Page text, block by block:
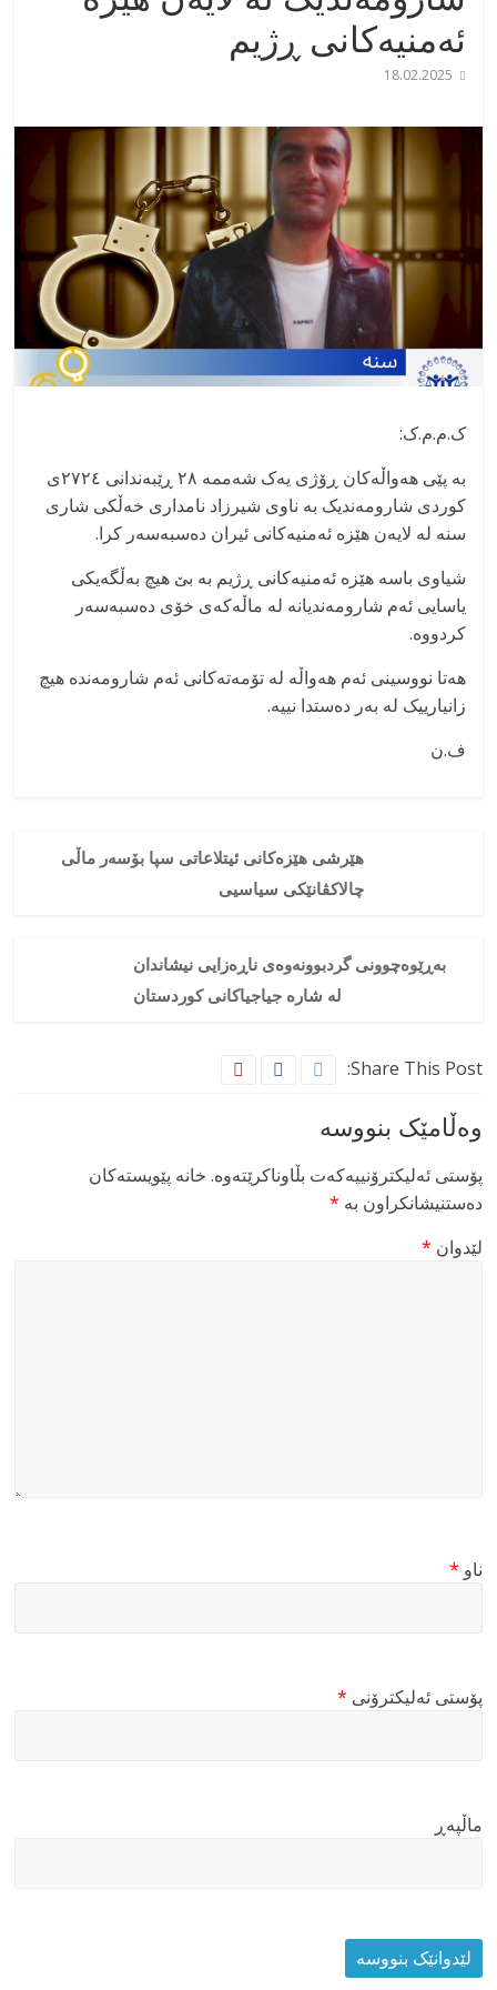
ئەمنیەکانی ڕژیم
18.02.2025
ک.م.م.ک:
بە پێی هەواڵەکان ڕۆژی یەک شەممە ٢٨ ڕێبەندانی ٢٧٢٤ی
کوردی شارومەندیک بە ناوی شیرزاد نامداری خەڵکی شاری
سنە لە لایەن هێزە ئەمنیەکانی ئیران دەسبەسەر کرا.
شیاوی باسە هێزە ئەمنیەکانی ڕژیم بە بێ هیچ بەڵگەیکی
یاسایی ئەم شارومەندیانە لە ماڵەکەی خۆی دەسبەسەر
کردووە.
هەتا نووسینی ئەم هەواڵە لە تۆمەتەکانی ئەم شارومەندە هیچ
زانیارییک لە بەر دەستدا نییە.
ف.ن
هێرشی هێزەکانی ئیتلاعاتی سپا بۆسەر ماڵی
چالاکڤانێکی سیاسیی
بەڕێوەچوونی گردبوونەوەی ناڕەزایی نیشاندان
لە شارە جیاجیاکانی کوردستان
Share This Post:
وەڵامێک بنووسە
پۆستی ئەلیکترۆنییەکەت بڵاوناکرێتەوە. خانە پێویستەکان
دەستنیشانکراون بە *
لێدوان *
ناو *
پۆستی ئەلیکترۆنی *
ماڵپه‌ڕ